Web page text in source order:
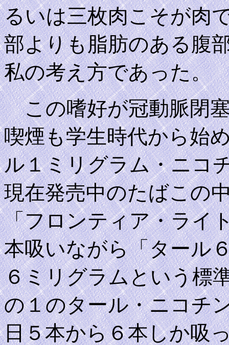
るいは三枚肉こそが肉
部よりも脂肪のある腹
私の考え方であった。
この嗜好が冠動脈閉
喫煙も学生時代から始
ル１ミリグラム・ニコ
現在発売中のたばこの
「フロンティア・ライ
本吸いながら「タール
６ミリグラムという標
の１のタール・ニコチ
日５本から６本しか吸